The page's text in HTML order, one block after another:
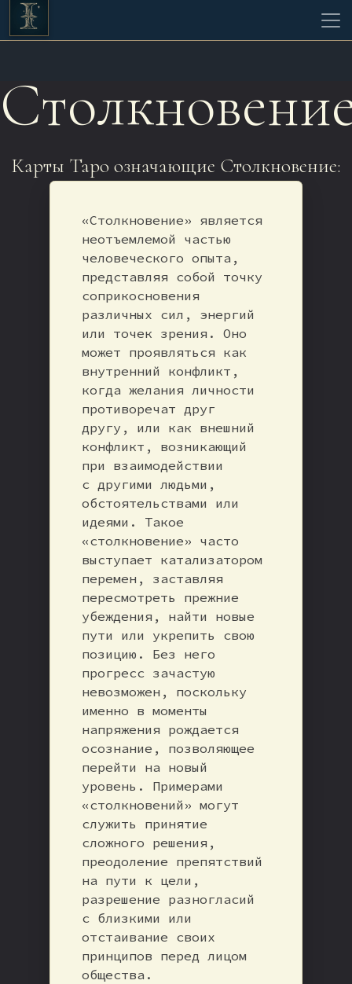
Карты Таро означающие Столкновение:
«Столкновение» является
неотъемлемой частью
человеческого опыта,
представляя собой точку
соприкосновения
различных сил, энергий
или точек зрения. Оно
может проявляться как
внутренний конфликт,
когда желания личности
противоречат друг
другу, или как внешний
конфликт, возникающий
при взаимодействии
с другими людьми,
обстоятельствами или
идеями. Такое
«столкновение» часто
выступает катализатором
перемен, заставляя
пересмотреть прежние
убеждения, найти новые
пути или укрепить свою
позицию. Без него
прогресс зачастую
невозможен, поскольку
именно в моменты
напряжения рождается
осознание, позволяющее
перейти на новый
уровень. Примерами
«столкновений» могут
служить принятие
сложного решения,
преодоление препятствий
на пути к цели,
разрешение разногласий
с близкими или
отстаивание своих
принципов перед лицом
общества.